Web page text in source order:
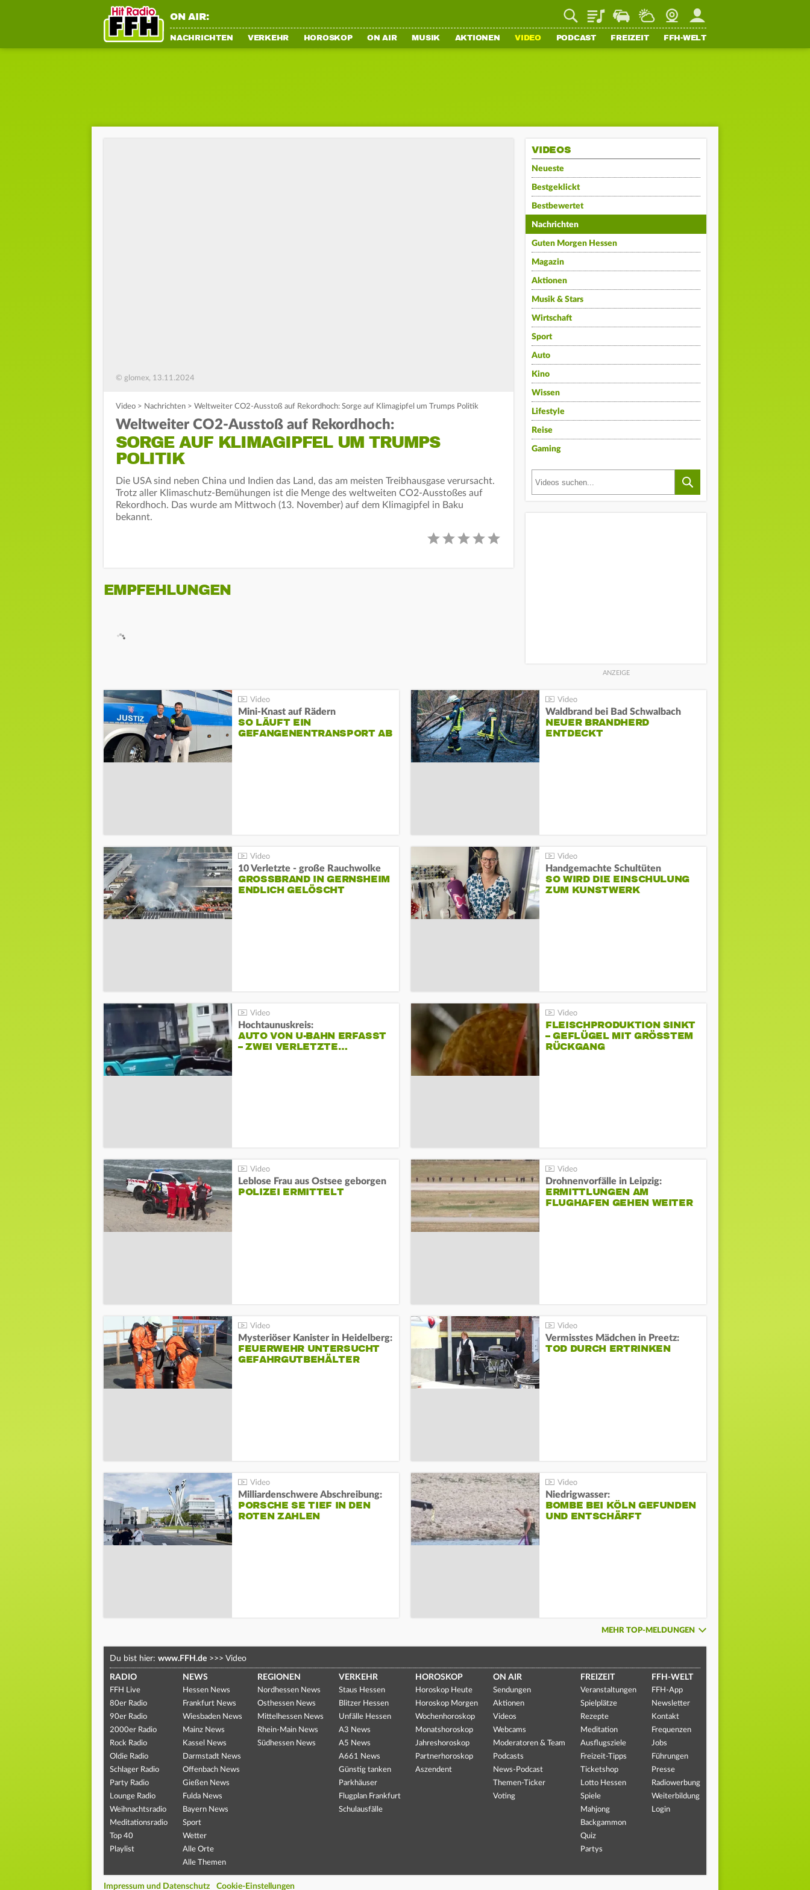
ON AIR: PlaylistStaupilotWetterWebcamMein FFH
NACHRICHTEN VERKEHR HOROSKOP ON AIR MUSIK AKTIONEN VIDEO PODCAST FREIZEIT FFH-WELT
© glomex, 13.11.2024
Video > Nachrichten > Weltweiter CO2-Ausstoß auf Rekordhoch: Sorge auf Klimagipfel um Trumps Politik
Weltweiter CO2-Ausstoß auf Rekordhoch:
SORGE AUF KLIMAGIPFEL UM TRUMPS
POLITIK
Die USA sind neben China und Indien das Land, das am meisten Treibhausgase verursacht.
Trotz aller Klimaschutz-Bemühungen ist die Menge des weltweiten CO2-Ausstoßes auf
Rekordhoch. Das wurde am Mittwoch (13. November) auf dem Klimagipfel in Baku
bekannt.
EMPFEHLUNGEN
VIDEOS
Neueste
Bestgeklickt
Bestbewertet
Nachrichten
Guten Morgen Hessen
Magazin
Aktionen
Musik & Stars
Wirtschaft
Sport
Auto
Kino
Wissen
Lifestyle
Reise
Gaming
Mini-Knast auf Rädern
SO LÄUFT EIN
GEFANGENENTRANSPORT AB
Waldbrand bei Bad Schwalbach
NEUER BRANDHERD
ENTDECKT
10 Verletzte - große Rauchwolke
GROSSBRAND IN GERNSHEIM E
NDLICH GELÖSCHT
Handgemachte Schultüten
SO WIRD DIE EINSCHULUNG
ZUM KUNSTWERK
Hochtaunuskreis:
AUTO VON U-BAHN ERFASST
– ZWEI VERLETZTE…
FLEISCHPRODUKTION SINKT
– GEFLÜGEL MIT GRÖSSTEM R
ÜCKGANG
Leblose Frau aus Ostsee geborgen
POLIZEI ERMITTELT
Drohnenvorfälle in Leipzig:
ERMITTLUNGEN AM
FLUGHAFEN GEHEN WEITER
Mysteriöser Kanister in Heidelberg:
FEUERWEHR UNTERSUCHT
GEFAHRGUTBEHÄLTER
Vermisstes Mädchen in Preetz:
TOD DURCH ERTRINKEN
Milliardenschwere Abschreibung:
PORSCHE SE TIEF IN DEN
ROTEN ZAHLEN
Niedrigwasser:
BOMBE BEI KÖLN GEFUNDEN
UND ENTSCHÄRFT
MEHR TOP-MELDUNGEN
Du bist hier: www.FFH.de >>> Video
RADIO
FFH Live
80er Radio
90er Radio
2000er Radio
Rock Radio
Oldie Radio
Schlager Radio
Party Radio
Lounge Radio
Weihnachtsradio
Meditationsradio
Top 40
Playlist
NEWS
Hessen News
Frankfurt News
Wiesbaden News
Mainz News
Kassel News
Darmstadt News
Offenbach News
Gießen News
Fulda News
Bayern News
Sport
Wetter
Alle Orte
Alle Themen
REGIONEN
Nordhessen News
Osthessen News
Mittelhessen News
Rhein-Main News
Südhessen News
VERKEHR
Staus Hessen
Blitzer Hessen
Unfälle Hessen
A3 News
A5 News
A661 News
Günstig tanken
Parkhäuser
Flugplan Frankfurt
Schulausfälle
HOROSKOP
Horoskop Heute
Horoskop Morgen
Wochenhoroskop
Monatshoroskop
Jahreshoroskop
Partnerhoroskop
Aszendent
ON AIR
Sendungen
Aktionen
Videos
Webcams
Moderatoren & Team
Podcasts
News-Podcast
Themen-Ticker
Voting
FREIZEIT
Veranstaltungen
Spielplätze
Rezepte
Meditation
Ausflugsziele
Freizeit-Tipps
Ticketshop
Lotto Hessen
Spiele
Mahjong
Backgammon
Quiz
Partys
FFH-WELT
FFH-App
Newsletter
Kontakt
Frequenzen
Jobs
Führungen
Presse
Radiowerbung
Weiterbildung
Login
Impressum und Datenschutz Cookie-Einstellungen